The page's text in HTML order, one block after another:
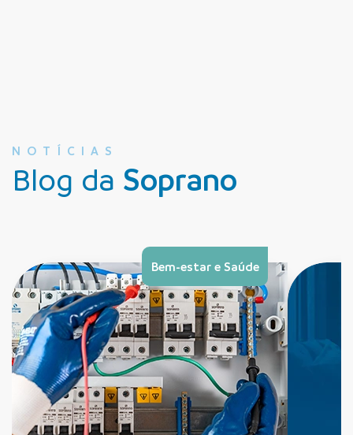
NOTÍCIAS
Blog da Soprano
Bem-estar e Saúde